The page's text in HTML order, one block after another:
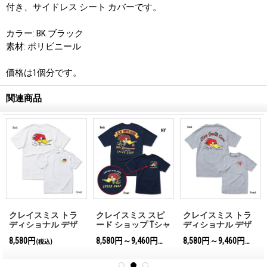
付き、サイドレス シート カバーです。
カラー: BK ブラック
素材: ポリビニール
価格は1個分です。
関連商品
クレイスミス トラ
ディショナル デザ
ト
8,580円 (税込)
クレイスミス スピ
ード ショップ Tシャ
8,580円～9,460円
(税込)
クレイスミス トラ
ディショナル デザ
8,580円～9,460円
(税込)